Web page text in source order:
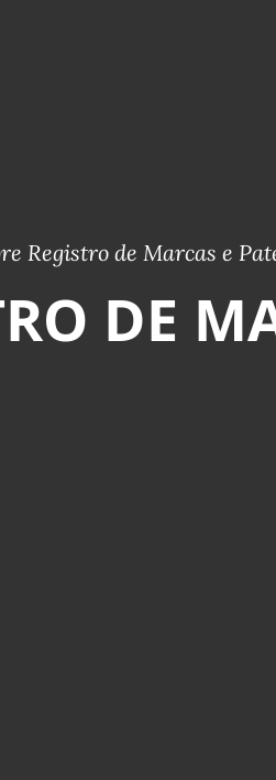
Registro de Marcas e
DE